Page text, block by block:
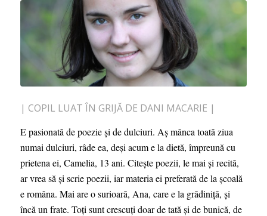
| COPIL LUAT ÎN GRIJĂ DE DANI MACARIE |
E pasionată de poezie și de dulciuri. Aș mânca toată ziua
numai dulciuri, râde ea, deși acum e la dietă, împreună cu
prietena ei, Camelia, 13 ani. Citește poezii, le mai și recită,
ar vrea să și scrie poezii, iar materia ei preferată de la școală
e româna. Mai are o surioară, Ana, care e la grădiniță, și
încă un frate. Toți sunt crescuți doar de tată și de bunică, de